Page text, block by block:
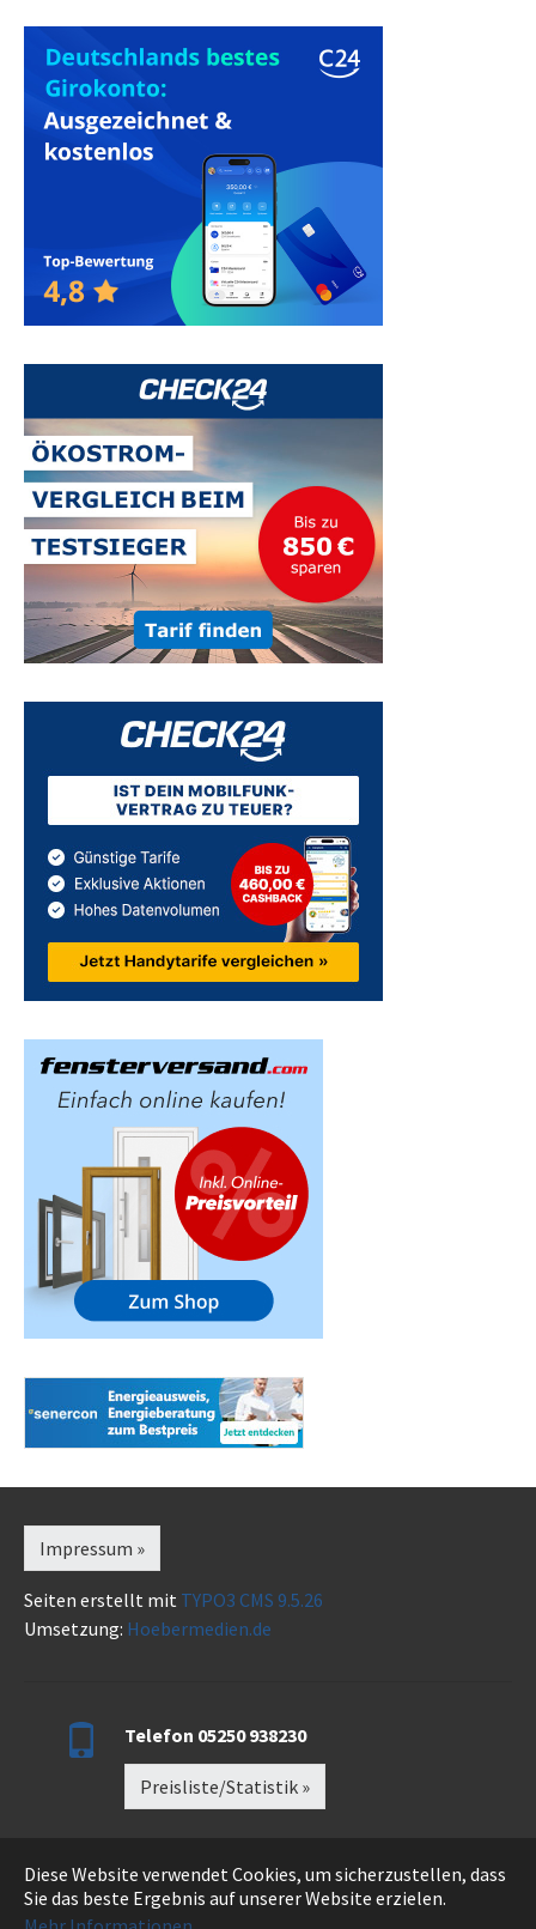
Diese Website verwendet Cookies, um sicherzustellen, dass
Sie das beste Ergebnis auf unserer Website erzielen.
Impressum »
Seiten erstellt mit TYPO3 CMS 9.5.26
Umsetzung: Hoebermedien.de
Telefon 05250 938230
Preisliste/Statistik »
Datenschutz »